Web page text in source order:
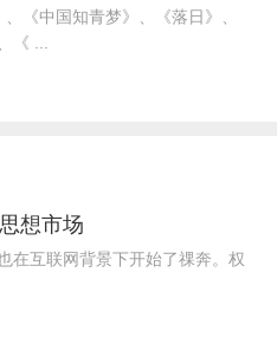
国知青梦》、《落日》、
《 ...
想市场
在互联网背景下开始了祼奔。权